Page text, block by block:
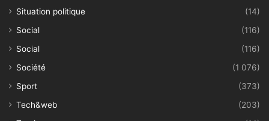
Situation politique
(14)
Social
(116)
Social
(116)
Société
(1 076)
Sport
(373)
Tech&web
(203)